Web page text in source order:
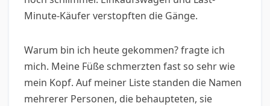
Minute-Käufer verstopften die Gänge.
Warum bin ich heute gekommen? fragte ich
mich. Meine Füße schmerzten fast so sehr wie
mein Kopf. Auf meiner Liste standen die Namen
mehrerer Personen, die behaupteten, sie